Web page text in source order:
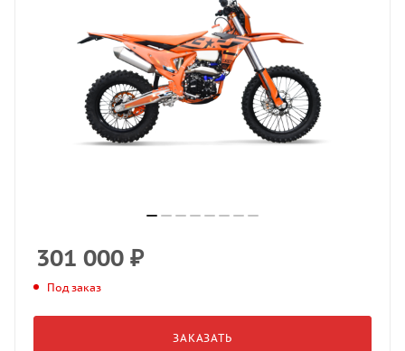
301 000 ₽
Под заказ
ЗАКАЗАТЬ